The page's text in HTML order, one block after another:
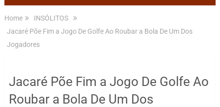
Home
INSÓLITOS
Jacaré Põe Fim a Jogo De Golfe Ao Roubar a Bola De Um Dos
Jogadores
Jacaré Põe Fim a Jogo De Golfe Ao
Roubar a Bola De Um Dos